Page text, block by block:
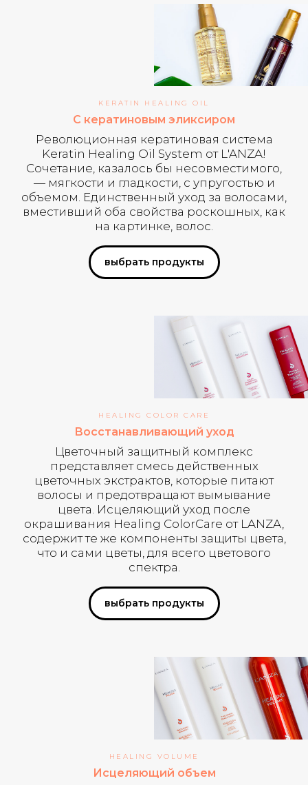
KERATIN HEALING OIL
С кератиновым эликсиром
Революционная кератиновая система
Keratin Healing Oil System от L'ANZA!
Сочетание, казалось бы несовместимого,
— мягкости и гладкости, с упругостью и
объемом. Единственный уход за волосами,
вместивший оба свойства роскошных, как
на картинке, волос.
выбрать продукты
HEALING COLOR CARE
Восстанавливающий уход
Цветочный защитный комплекс
представляет смесь действенных
цветочных экстрактов, которые питают
волосы и предотвращают вымывание
цвета. Исцеляющий уход после
окрашивания Healing ColorCare от LANZA,
содержит те же компоненты защиты цвета,
что и сами цветы, для всего цветового
спектра.
выбрать продукты
HEALING VOLUME
Исцеляющий объем